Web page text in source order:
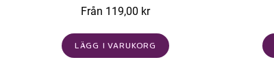
Från 119,00 kr
LÄGG I VARUKORG